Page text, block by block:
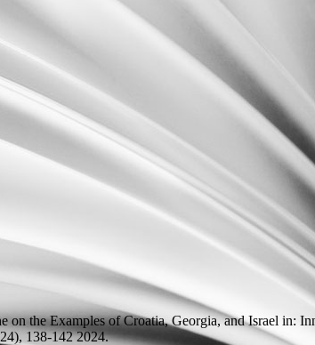
the Examples of Croatia, Georgia, and Israel in:
138-142 2024.